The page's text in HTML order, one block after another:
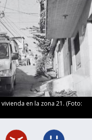
en la zona 21. (Foto: